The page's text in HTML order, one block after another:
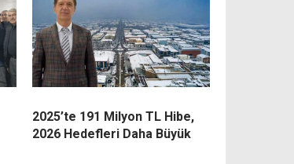
2025’te 191 Milyon TL Hibe,
2026 Hedefleri Daha Büyük